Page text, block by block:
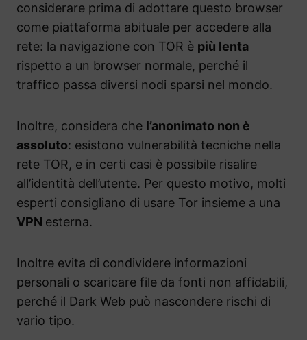
considerare prima di adottare questo browser
come piattaforma abituale per accedere alla
rete: la navigazione con TOR è più lenta
rispetto a un browser normale, perché il
traffico passa diversi nodi sparsi nel mondo.
Inoltre, considera che l’anonimato non è
assoluto: esistono vulnerabilità tecniche nella
rete TOR, e in certi casi è possibile risalire
all’identità dell’utente. Per questo motivo, molti
esperti consigliano di usare Tor insieme a una
VPN esterna.
Inoltre evita di condividere informazioni
personali o scaricare file da fonti non affidabili,
perché il Dark Web può nascondere rischi di
vario tipo.